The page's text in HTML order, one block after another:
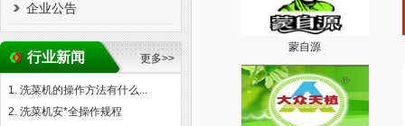
企业公告
行业新闻 更多>>
洗菜机的操作方法有什么...
洗菜机安*全操作规程
蒙自源